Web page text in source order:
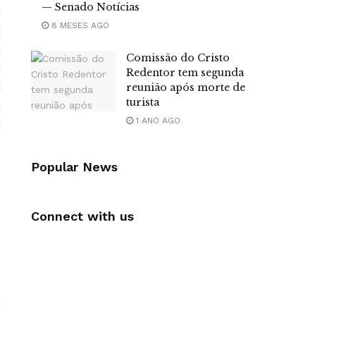
— Senado Notícias
8 MESES AGO
Comissão do Cristo
Redentor tem segunda
reunião após morte de
turista
1 ANO AGO
Popular News
Connect with us